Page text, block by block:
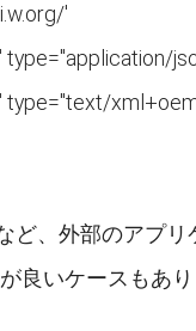
'
type="application/
type="text/
ど、外部のアプ
良いケースもあり